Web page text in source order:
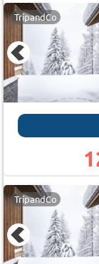
TripandCo
TripandCo